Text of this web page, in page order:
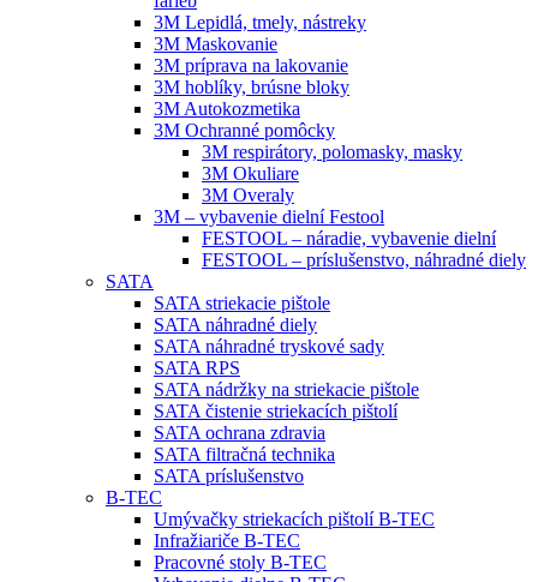
3M Lepidlá, tmely, nástreky
3M Maskovanie
3M príprava na lakovanie
3M hoblíky, brúsne bloky
3M Autokozmetika
3M Ochranné pomôcky
3M respirátory, polomasky, masky
3M Okuliare
3M Overaly
3M – vybavenie dielní Festool
FESTOOL – náradie, vybavenie dielní
FESTOOL – príslušenstvo, náhradné diely
SATA
SATA striekacie pištole
SATA náhradné diely
SATA náhradné tryskové sady
SATA RPS
SATA nádržky na striekacie pištole
SATA čistenie striekacích pištolí
SATA ochrana zdravia
SATA filtračná technika
SATA príslušenstvo
B-TEC
Umývačky striekacích pištolí B-TEC
Infražiariče B-TEC
Pracovné stoly B-TEC